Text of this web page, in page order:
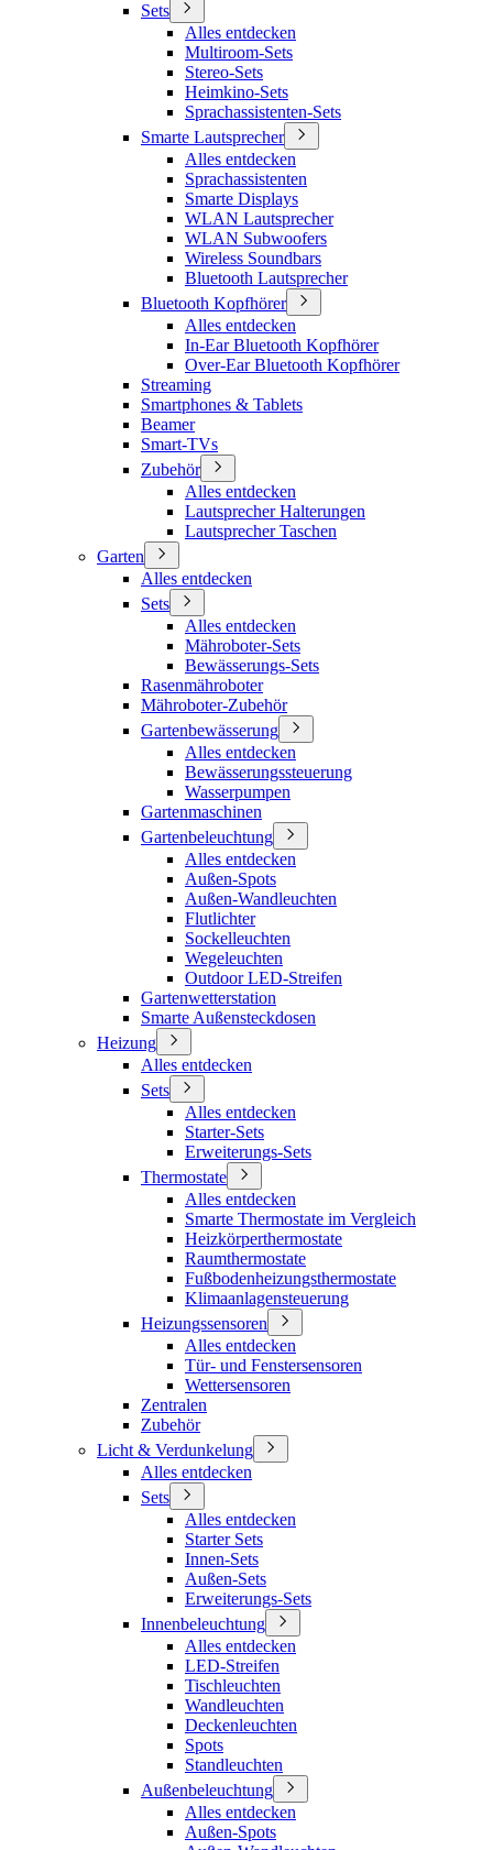
Sets
Alles entdecken
Multiroom-Sets
Stereo-Sets
Heimkino-Sets
Sprachassistenten-Sets
Smarte Lautsprecher
Alles entdecken
Sprachassistenten
Smarte Displays
WLAN Lautsprecher
WLAN Subwoofers
Wireless Soundbars
Bluetooth Lautsprecher
Bluetooth Kopfhörer
Alles entdecken
In-Ear Bluetooth Kopfhörer
Over-Ear Bluetooth Kopfhörer
Streaming
Smartphones & Tablets
Beamer
Smart-TVs
Zubehör
Alles entdecken
Lautsprecher Halterungen
Lautsprecher Taschen
Garten
Alles entdecken
Sets
Alles entdecken
Mähroboter-Sets
Bewässerungs-Sets
Rasenmähroboter
Mähroboter-Zubehör
Gartenbewässerung
Alles entdecken
Bewässerungssteuerung
Wasserpumpen
Gartenmaschinen
Gartenbeleuchtung
Alles entdecken
Außen-Spots
Außen-Wandleuchten
Flutlichter
Sockelleuchten
Wegeleuchten
Outdoor LED-Streifen
Gartenwetterstation
Smarte Außensteckdosen
Heizung
Alles entdecken
Sets
Alles entdecken
Starter-Sets
Erweiterungs-Sets
Thermostate
Alles entdecken
Smarte Thermostate im Vergleich
Heizkörperthermostate
Raumthermostate
Fußbodenheizungsthermostate
Klimaanlagensteuerung
Heizungssensoren
Alles entdecken
Tür- und Fenstersensoren
Wettersensoren
Zentralen
Zubehör
Licht & Verdunkelung
Alles entdecken
Sets
Alles entdecken
Starter Sets
Innen-Sets
Außen-Sets
Erweiterungs-Sets
Innenbeleuchtung
Alles entdecken
LED-Streifen
Tischleuchten
Wandleuchten
Deckenleuchten
Spots
Standleuchten
Außenbeleuchtung
Alles entdecken
Außen-Spots